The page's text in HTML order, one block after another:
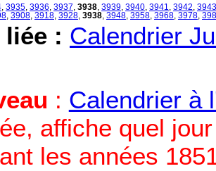
3935 3936 3937 3938 3939 3940 3941 3942 3943
3908 3918 3928 3938 3948 3958 3968 3978
liée : Calendrier
: Calendrier à
affiche quel
les années